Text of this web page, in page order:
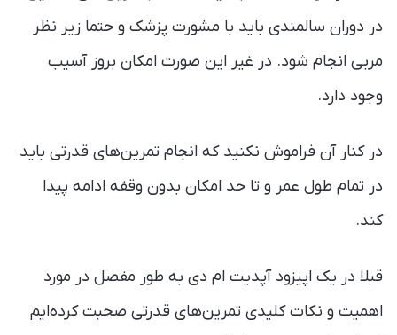
در دوران سالمندی باید با مشورت پزشک و حتما زیر نظر
مربی انجام شود. در غیر این صورت امکان بروز آسیب‌
وجود دارد.
در کنار آن فراموش نکنید که انجام تمرین‌های قدرتی باید
در تمام طول عمر و تا حد امکان بدون وقفه ادامه پیدا
کند.
قبلا در یک اپیزود آپدیت ام دی به طور مفصل در مورد
اهمیت و نکات کلیدی تمرین‌های قدرتی صحبت کرده‌ایم